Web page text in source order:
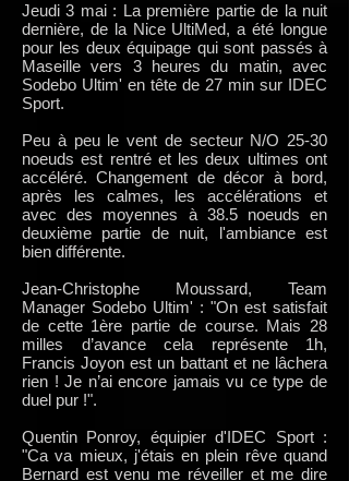
Jeudi 3 mai : La première partie de la nuit
dernière, de la Nice UltiMed, a été longue
pour les deux équipage qui sont passés à
Maseille vers 3 heures du matin, avec
Sodebo Ultim' en tête de 27 min sur IDEC
Sport.
Peu à peu le vent de secteur N/O 25-30
noeuds est rentré et les deux ultimes ont
accéléré. Changement de décor à bord,
après les calmes, les accélérations et
avec des moyennes à 38.5 noeuds en
deuxième partie de nuit, l'ambiance est
bien différente.
Jean-Christophe Moussard, Team
Manager Sodebo Ultim' : "On est satisfait
de cette 1ère partie de course. Mais 28
milles d’avance cela représente 1h,
Francis Joyon est un battant et ne lâchera
rien ! Je n’ai encore jamais vu ce type de
duel pur !".
Quentin Ponroy, équipier d'IDEC Sport :
"Ca va mieux, j'étais en plein rêve quand
Bernard est venu me réveiller et me dire